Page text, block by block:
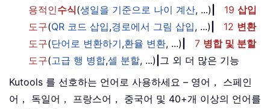
용적인수식(생일을 기준으로 나이 계산, ...) 19 삽입
도구(QR 코드 삽입,경로에서 그림 삽입, ...) 12 변환
도구(단어로 변환하기,환율 변환, ...) 7 병합 및 분할
도구(고급 행 병합,셀 분할, ...) 그 외 더 많은 기능
Kutools 를 선호하는 언어로 사용하세요 – 영어， 스페인
어， 독일어， 프랑스어， 중국어 및 40+개 이상의 언어를